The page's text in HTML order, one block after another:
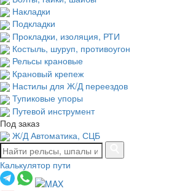
Накладки
Подкладки
Прокладки, изоляция, РТИ
Костыль, шуруп, противоугон
Рельсы крановые
Крановый крепеж
Настилы для Ж/Д переездов
Тупиковые упоры
Путевой инструмент
Под заказ
Ж/Д Автоматика, СЦБ
Калькулятор пути